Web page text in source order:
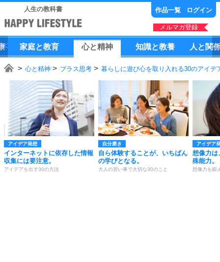
人生の教科書 作品一覧 ログイン
メルマガ登録
家庭と教育 心と精神 知識と教養 人 と 関
心と精神 プラス思考 暮らしに遊び心を取り入れる30のアイデ
アイデア発想
インターネットに依存した情報
収集には要注意。
アイデアを出す30の方法
自分磨き
自ら体験することが、いちばん
の学びとなる。
大人の習い事で大切な30のこと
アイデア
想像力は
殊能力。
想像力を鍛